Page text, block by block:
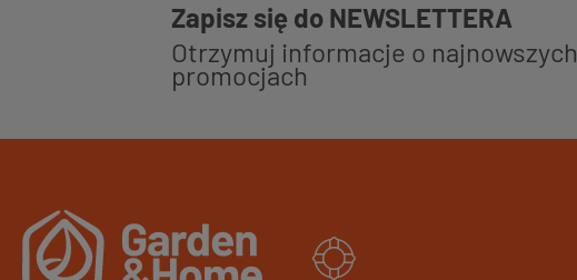
Zapisz się do NEWSLETTERA
Otrzymuj informacje o najnowszych
promocjach